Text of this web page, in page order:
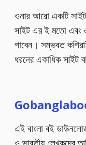
ওনার আরো একটি
সাইট এর ই মতো এবং
পাবেন। সম্ভবত
ধরনের একাধিক সাইট
এই বাংলা বই